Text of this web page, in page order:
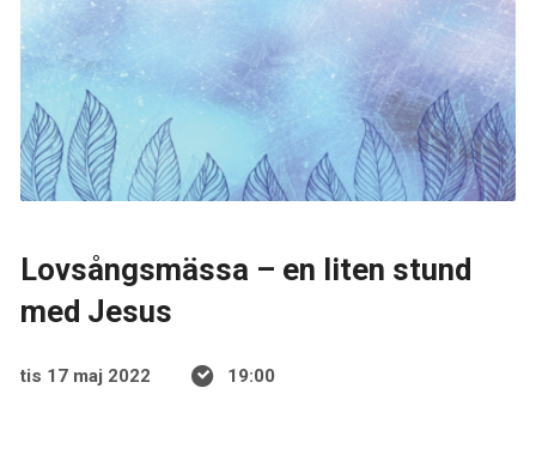
Lovsångsmässa – en liten stund
med Jesus
tis 17 maj 2022 19:00